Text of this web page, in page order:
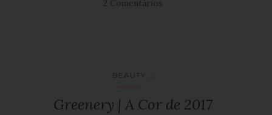
2 Comentários
BEAUTY ...
Greenery | A Cor de 2017